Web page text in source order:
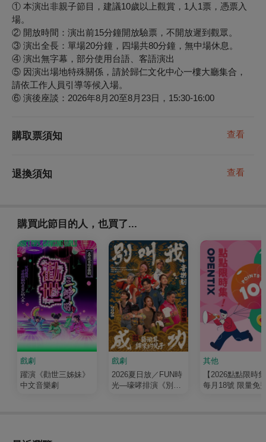
① 本演出非親子節目，建議10歲以上觀賞，1人1票，憑票入
場。
② 開放時間：演出前15分鐘開放驗票，不開放遲到觀眾。
③ 演出全長：單場20分鐘，四場共80分鐘，無中場休息。
④ 演出無字幕，部分使用台語、客語演出
⑤ 因演出場地特殊關係，請於歸仁文化中心一樓大廳集合，
請依工作人員引導等候入場。
⑥ 演後座談：2026年8月20至8月23日，15:30-16:00
購取票須知 查看
退換須知 查看
購買此節目的人，也買了...
戲劇
躍演《勸世三姊妹》
中文音樂劇
戲劇
2026夏日放／FUN時
光—嚎哮排演《別叫
其他
【2026點點限時
每月18號 限量免